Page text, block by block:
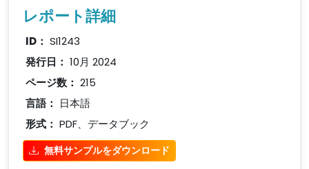
レポート詳細
ID： SI1243
発行日： 10月 2024
ページ数： 215
言語： 日本語
形式： PDF、データブック
無料サンプルをダウンロード